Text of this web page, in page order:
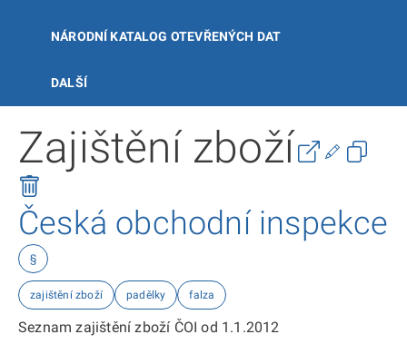
NÁRODNÍ KATALOG OTEVŘENÝCH DAT
DALŠÍ
Zajištění zboží
Česká obchodní inspekce
§
zajištění zboží padělky falza
Seznam zajištění zboží ČOI od 1.1.2012